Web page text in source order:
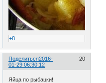
+8
Поделиться 20
2016-
01-29 06:30:12
Яйца по рыбацки!